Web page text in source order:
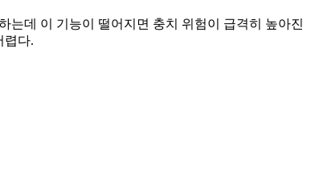
는데 이 기능이 떨어지면 충치 위험이 급격히 높아진
렵다.